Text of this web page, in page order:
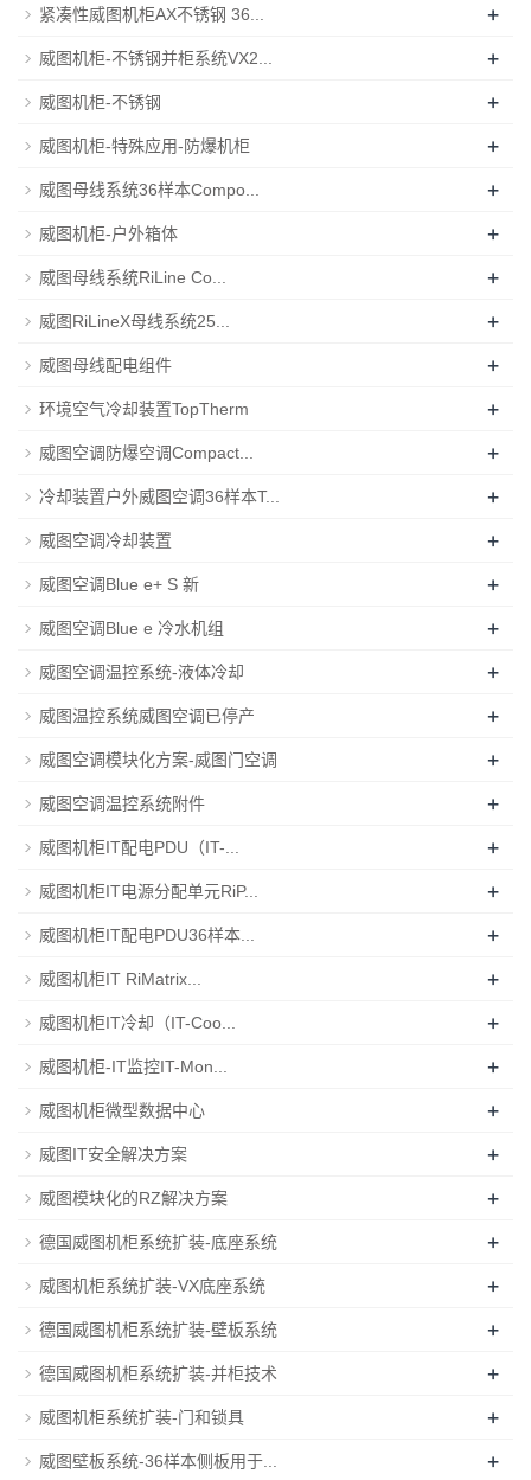
紧凑性威图机柜AX不锈钢 36... +
威图机柜-不锈钢并柜系统VX2... +
威图机柜-不锈钢 +
威图机柜-特殊应用-防爆机柜 +
威图母线系统36样本Compo... +
威图机柜-户外箱体 +
威图母线系统RiLine Co... +
威图RiLineX母线系统25... +
威图母线配电组件 +
环境空气冷却装置TopTherm +
威图空调防爆空调Compact... +
冷却装置户外威图空调36样本T... +
威图空调冷却装置 +
威图空调Blue e+ S 新 +
威图空调Blue e 冷水机组 +
威图空调温控系统-液体冷却 +
威图温控系统威图空调已停产 +
威图空调模块化方案-威图门空调 +
威图空调温控系统附件 +
威图机柜IT配电PDU（IT-... +
威图机柜IT电源分配单元RiP... +
威图机柜IT配电PDU36样本... +
威图机柜IT RiMatrix... +
威图机柜IT冷却（IT-Coo... +
威图机柜-IT监控IT-Mon... +
威图机柜微型数据中心 +
威图IT安全解决方案 +
威图模块化的RZ解决方案 +
德国威图机柜系统扩装-底座系统 +
威图机柜系统扩装-VX底座系统 +
德国威图机柜系统扩装-壁板系统 +
德国威图机柜系统扩装-并柜技术 +
威图机柜系统扩装-门和锁具 +
威图壁板系统-36样本侧板用于... +